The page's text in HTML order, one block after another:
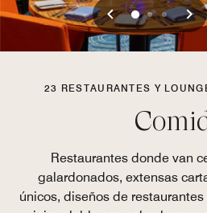
Anterior
012
23 RESTAURANTES Y
Restaurantes donde van
galardonados, extensas
únicos, diseños de